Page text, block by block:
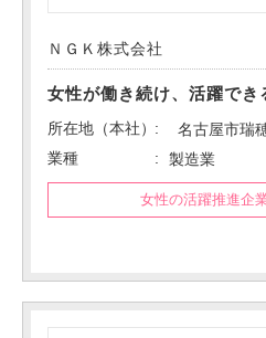
ＮＧＫ株式会社
女性が働き続け、活躍でき
所在地（本社）
名古屋市瑞
業種
製造業
女性の活躍推進企